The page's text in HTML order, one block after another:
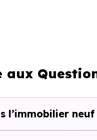
varient selon la
Notre moteur de
aux
l’immobilier